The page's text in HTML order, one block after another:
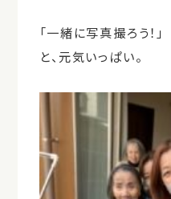
「一緒に写真撮ろう！」
と、元気いっぱい。